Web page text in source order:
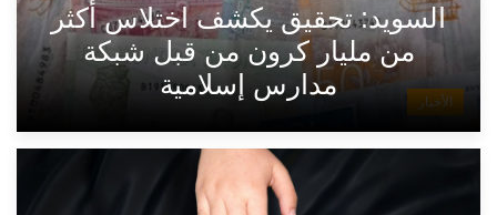
الأخبار
السويد: تحقيق يكشف اختلاس أكثر
من مليار كرون من قبل شبكة
مدارس إسلامية